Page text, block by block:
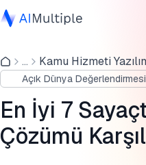
Ajanik Yapay Zeka
Siber güvenlik
Veri
Kurumsal Yazılım
Hizmetler
... Kamu Hizmeti
Açık Dünya Değerlendirmesi
En İyi 7
Çözümü
Sayaçtan nakde
İşiniz için doğru sayaçtan
Daha fazla okuma